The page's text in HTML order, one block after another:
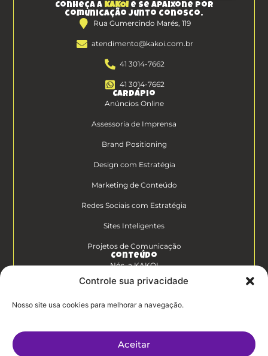
Controle sua privacidade
Nosso site usa cookies para melhorar a navegação.
Aceitar
Conheça a KAKOI e se apaixone por
comunicação junto conosco.
Rua Gumercindo Marés, 119
atendimento@kakoi.com.br
41 3014-7662
41 3014-7662
Cardápio
Anúncios Online
Assessoria de Imprensa
Brand Positioning
Design com Estratégia
Marketing de Conteúdo
Redes Sociais com Estratégia
Sites Inteligentes
Projetos de Comunicação
Conteúdo
Nós, a KAKOI
Diferenciais Clientes KAKOI
KAKOICast
Trabalhe Conosco